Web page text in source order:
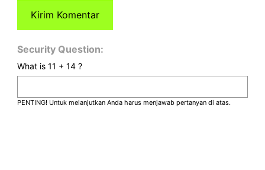
Security Question:
What is 11 + 14 ?
PENTING! Untuk melanjutkan Anda harus menjawab pertanyan di atas.